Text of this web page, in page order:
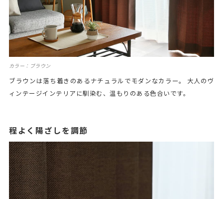
カラー：ブラウン
ブラウンは落ち着きのあるナチュラルでモダンなカラー。 大人のヴ
ィンテージインテリアに馴染む、温もりのある色合いです。
程よく陽ざしを調節